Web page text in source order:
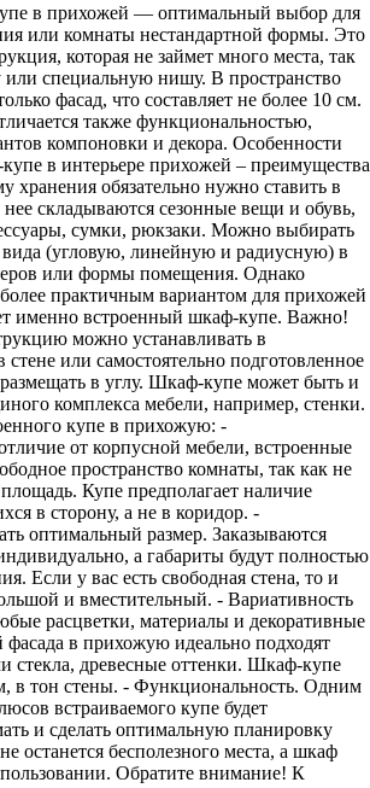
в прихожей — оптимальный выбор для
или комнаты нестандартной формы. Это
которая не займет много места, так
или специальную нишу. В пространство
фасад, что составляет не более 10 см.
также функциональностью,
компоновки и декора. Особенности
в интерьере прихожей – преимущества
хранения обязательно нужно ставить в
складываются сезонные вещи и обувь,
сумки, рюкзаки. Можно выбирать
(угловую, линейную и радиусную) в
или формы помещения. Однако
практичным вариантом для прихожей
именно встроенный шкаф-купе. Важно!
можно устанавливать в
или самостоятельно подготовленное
в углу. Шкаф-купе может быть и
комплекса мебели, например, стенки.
купе в прихожую: -
от корпусной мебели, встроенные
пространство комнаты, так как не
Купе предполагает наличие
в сторону, а не в коридор. -
оптимальный размер. Заказываются
а габариты будут полностью
Если у вас есть свободная стена, то и
и вместительный. - Вариативность
расцветки, материалы и декоративные
в прихожую идеально подходят
стекла, древесные оттенки. Шкаф-купе
в тон стены. - Функциональность. Одним
встраиваемого купе будет
и сделать оптимальную планировку
останется бесполезного места, а шкаф
Обратите внимание! К